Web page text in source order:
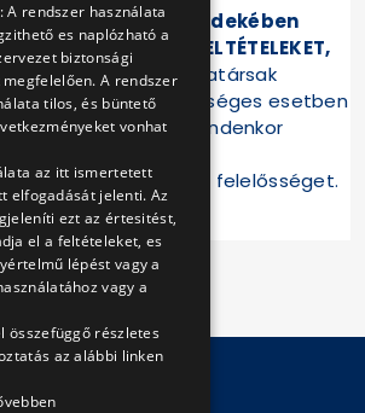
utazás érdekében
az UTAZÁSI FELTÉTELEKET,
Libegőt kezelő munkatársak
megszegői szélsőséges esetben
A károkozás mindenkor
maga után. Ennek
a BKV Zrt. nem vállal felelősséget.
rendszer használata
es naplózható a
biztonsági
A rendszer
tilos, és büntető
vonhat
az itt ismertetett
elfogadását jelenti. Az
ezt az értesitést,
el a feltételeket, es
lépést vagy a
vagy a
összefüggő részletes
az alábbi linken